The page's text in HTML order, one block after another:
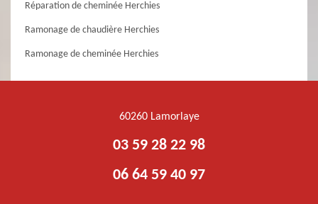
Réparation de cheminée Herchies
Ramonage de chaudière Herchies
Ramonage de cheminée Herchies
60260 Lamorlaye
03 59 28 22 98
06 64 59 40 97